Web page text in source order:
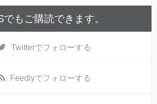
でもご購読できます。
Twitterでフォローする
Feedlyでフォローする